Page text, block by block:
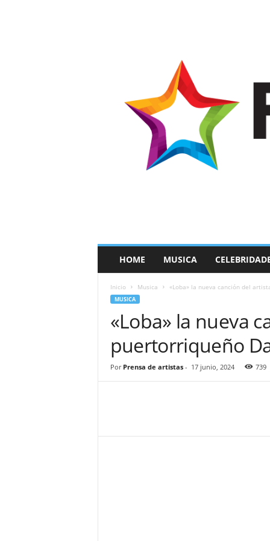
a
HOME MUSICA
Inicio Musica «Loba» la nueva canción del
MUSICA
«Loba» la nueva
puertorriqueño
Por Prensa de artistas- 17 junio, 2024 739